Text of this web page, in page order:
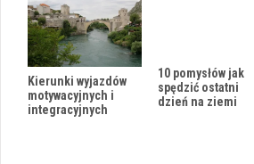
Kierunki wyjazdów
motywacyjnych i
integracyjnych
10 pomysłów jak
spędzić ostatni
dzień na ziemi